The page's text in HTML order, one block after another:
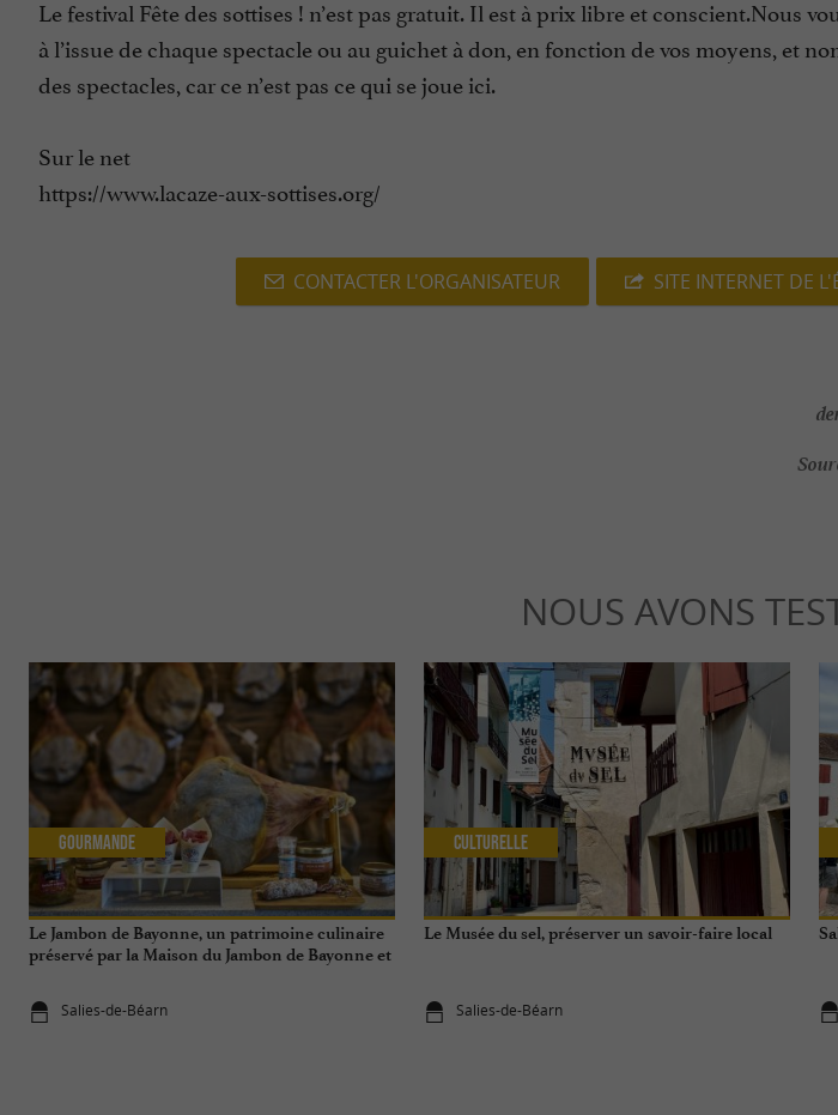
Le festival Fête des sottises ! n’est pas gratuit. Il est à prix libre et conscient.Nous
à l’issue de chaque spectacle ou au guichet à don, en fonction de vos moyens, et
des spectacles, car ce n’est pas ce qui se joue ici.
Sur le net
https://www.lacaze-aux-sottises.org/
CONTACTER L'ORGANISATEUR SITE INTERNET DE
NOUS AVONS
Le Jambon de Bayonne, un patrimoine culinaire
préservé par la Maison du Jambon de Bayonne et
Salies-de-Béarn
Gourmande
Le Musée du sel, préserver un savoir-faire local
Salies-de-Béarn
Culturelle